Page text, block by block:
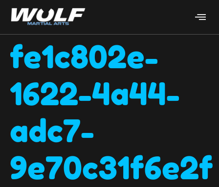
fe1c802e-
1622-4a44-
adc7-
9e70c31f6e2f